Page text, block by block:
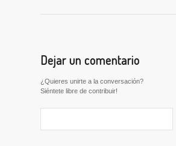
Dejar un comentario
¿Quieres unirte a la conversación?
Siéntete libre de contribuir!